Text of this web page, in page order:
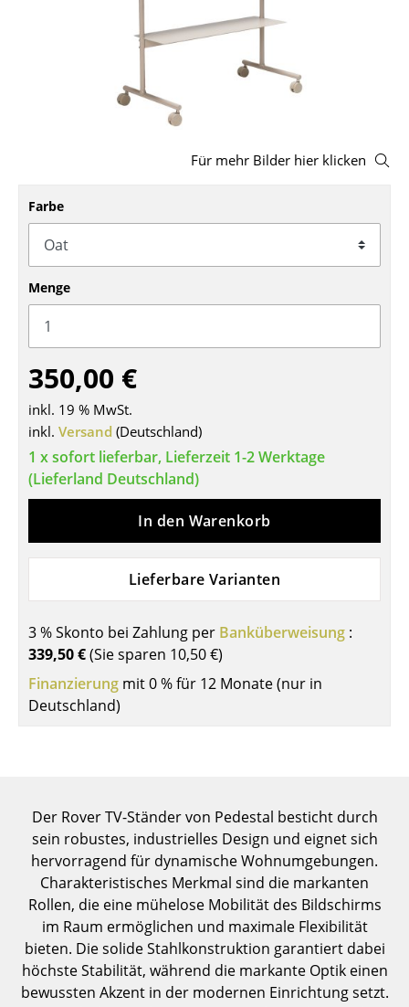
Bänke & Liegen
Schaukelstühle
Bürodrehstühle
Konferenzstühle
Bürosessel
Einzelteile
... alle Sitzmöbel
Tische
Esstische
Couchtische
Schreibtische
Konferenztische
Stehtische & Stehpulte
Einzelteile
... alle Tische
Aufbewahren
Regale & Schränke
Bücherregale
Für mehr Bilder hier klicken
Farbe
Menge
350,00 €
inkl. 19 % MwSt.
inkl. Versand (Deutschland)
1 x sofort lieferbar, Lieferzeit 1-2 Werktage
(Lieferland Deutschland)
In den Warenkorb
Lieferbare Varianten
3 % Skonto bei Zahlung per Banküberweisung :
339,50 €(Sie sparen 10,50 €)
Finanzierung mit 0 % für 12 Monate (nur in
Deutschland)
Der Rover TV-Ständer von Pedestal besticht durch
sein robustes, industrielles Design und eignet sich
hervorragend für dynamische Wohnumgebungen.
Charakteristisches Merkmal sind die markanten
Rollen, die eine mühelose Mobilität des Bildschirms
im Raum ermöglichen und maximale Flexibilität
bieten. Die solide Stahlkonstruktion garantiert dabei
höchste Stabilität, während die markante Optik einen
bewussten Akzent in der modernen Einrichtung setzt.